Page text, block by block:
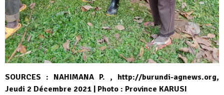
SOURCES : NAHIMANA P. , http://burundi-agnews.org,
Jeudi 2 Décembre 2021 | Photo : Province KARUSI